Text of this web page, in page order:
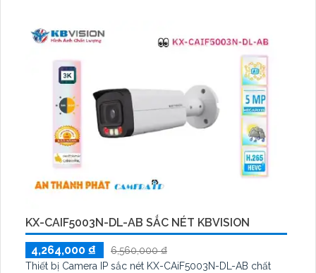
KX-CAIF5003N-DL-AB SẮC NÉT KBVISION
4,264,000 ₫
6,560,000 ₫
Thiết bị Camera IP sắc nét KX-CAiF5003N-DL-AB chất